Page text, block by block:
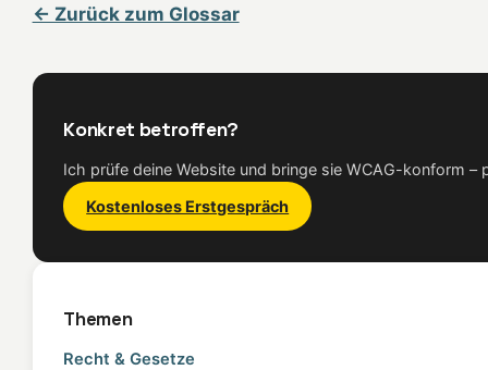
← Zurück zum Glossar
Konkret betroffen?
Ich prüfe deine Website und bringe sie WCAG-konform –
Kostenloses Erstgespräch
Themen
Recht & Gesetze